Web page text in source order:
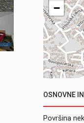
−
OSNOVNE
Površina